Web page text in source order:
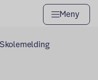
Meny
Skolemelding